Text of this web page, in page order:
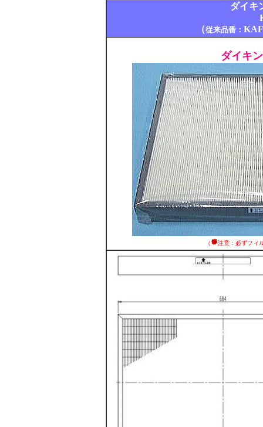
ダイキ
（従来品番：
ダイキ
（ 注意：必ずフィ